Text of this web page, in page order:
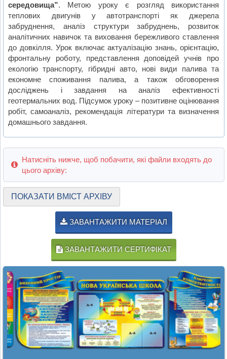
середовища”. Метою уроку є розгляд використання
теплових двигунів у автотранспорті як джерела
забруднення, аналіз структури забруднень, розвиток
аналітичних навичок та виховання бережливого ставлення
до довкілля. Урок включає актуалізацію знань, орієнтацію,
фронтальну роботу, представлення доповідей учнів про
екологію транспорту, гібридні авто, нові види палива та
економне споживання палива, а також обговорення
досліджень і завдання на аналіз ефективності
геотермальних вод. Підсумок уроку – позитивне оцінювання
робіт, самоаналіз, рекомендація літератури та визначення
домашнього завдання.
Натисніть нижче, щоб побачити, які файли входять до
цього архіву:
ПОКАЗАТИ ВМІСТ АРХІВУ
ЗАВАНТАЖИТИ МАТЕРІАЛ
ЗАВАНТАЖИТИ СЕРТИФІКАТ